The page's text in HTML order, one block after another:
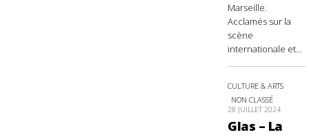
Marseille.
Acclamés sur la
scène
internationale et...
CULTURE & ARTS
NON CLASSÉ
28 JUILLET 2024
Glas – La